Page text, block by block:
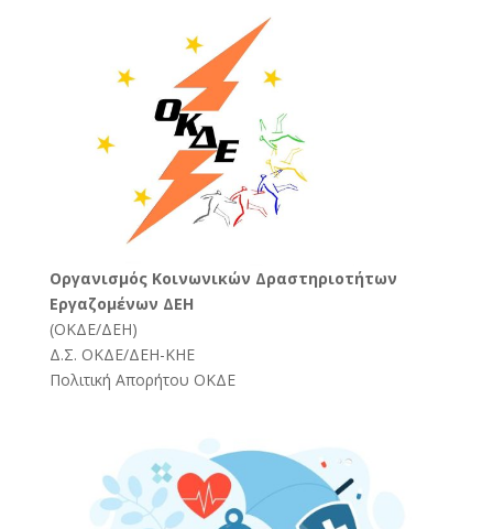
Oργανισμός Κοινωνικών Δραστηριοτήτων
Εργαζομένων ΔΕΗ
(ΟΚΔΕ/ΔΕΗ)
Δ.Σ. ΟΚΔΕ/ΔΕΗ-ΚΗΕ
Πολιτική Απορήτου ΟΚΔΕ